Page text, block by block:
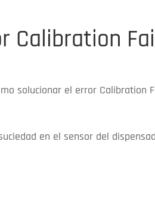
Calibration
solucionar el error Calibration
en el sensor del